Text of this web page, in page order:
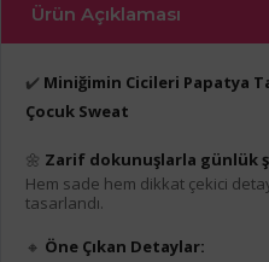
Ürün Açıklaması
✔️ Miniğimin Cicileri Papatya
Çocuk Sweat
🌼 Zarif dokunuşlarla günlük
Hem sade hem dikkat çekici
tasarlandı.
🔸 Öne Çıkan Detaylar: